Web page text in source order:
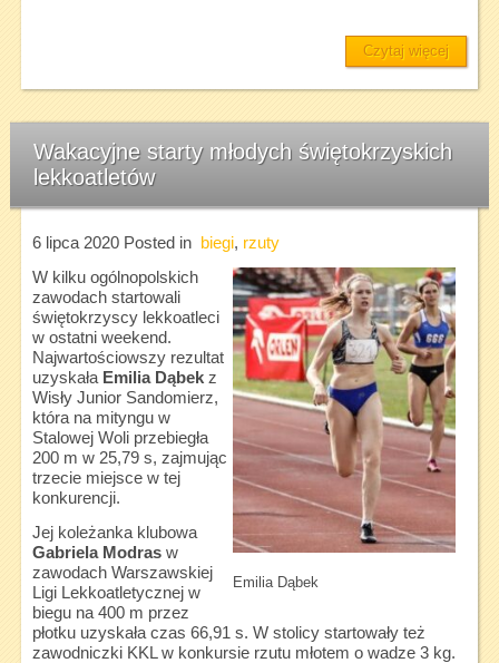
Czytaj więcej
Wakacyjne starty młodych świętokrzyskich
lekkoatletów
6 lipca 2020Posted in biegi, rzuty
Emilia Dąbek
W kilku ogólnopolskich
zawodach startowali
świętokrzyscy lekkoatleci
w ostatni weekend.
Najwartościowszy rezultat
uzyskała Emilia Dąbekz
Wisły Junior Sandomierz,
która na mityngu w
Stalowej Woli przebiegła
200 m w 25,79 s, zajmując
trzecie miejsce w tej
konkurencji.
Jej koleżanka klubowa
Gabriela Modrasw
zawodach Warszawskiej
Ligi Lekkoatletycznej w
biegu na 400 m przez
płotku uzyskała czas 66,91 s. W stolicy startowały też
zawodniczki KKL w konkursie rzutu młotem o wadze 3 kg.